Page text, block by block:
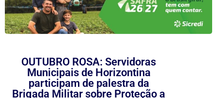
OUTUBRO ROSA: Servidoras
Municipais de Horizontina
participam de palestra da
Brigada Militar sobre Proteção a